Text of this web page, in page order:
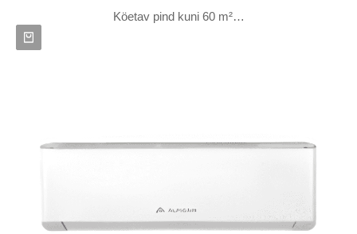
Köetav pind kuni 60 m²…